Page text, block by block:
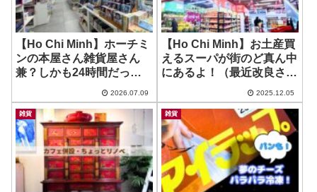
【Ho Chi Minh】ホーチミ
ンの本屋さん雑貨屋さん
兼？しかも24時間だっ
Phuong Nam
2026.07.09
【Ho Chi Minh】お土産買
えるスーパが街のど真ん中
にあるよ！（最近改良され
2025.12.05
雑貨 雑貨